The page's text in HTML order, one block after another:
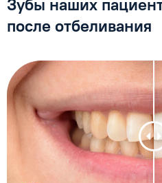
после отбеливания